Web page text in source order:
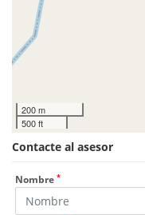
200 m
500 ft
Contacte al asesor
Nombre *